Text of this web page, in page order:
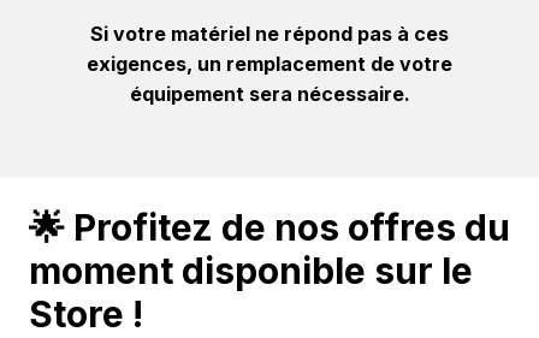
Si votre matériel ne répond pas à ces
exigences, un remplacement de votre
équipement sera nécessaire.
🌟 Profitez de nos offres du
moment disponible sur le
Store !